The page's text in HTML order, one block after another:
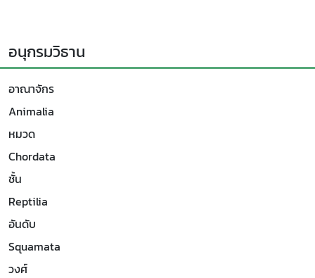
อนุกรมวิธาน
อาณาจักร
Animalia
หมวด
Chordata
ชั้น
Reptilia
อันดับ
Squamata
วงศ์